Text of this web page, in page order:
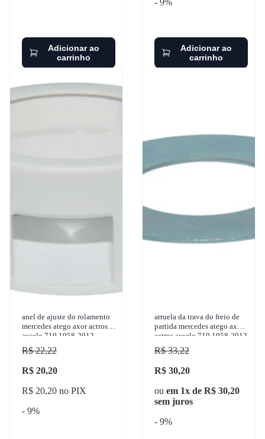
Adicionar ao
carrinho
- 9%
Adicionar ao
carrinho
anel de ajuste do rolamento
mercedes atego axor actros
accelo 710 1958-2012
gbusch - 39753
R$ 22,22
R$ 20,20
R$ 20,20 no PIX
- 9%
arruela da trava do freio de
partida mercedes atego axor
actros accelo 710 1958-2012
gbusch - 31316
R$ 33,22
R$ 30,20
ou em 1x de R$ 30,20
sem juros
- 9%